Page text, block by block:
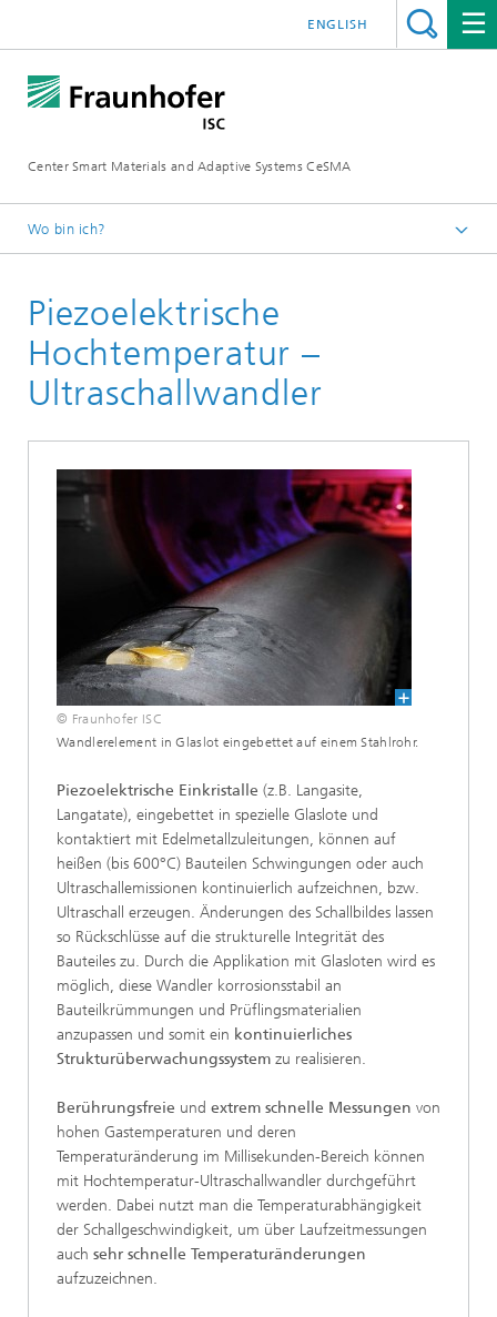
Center Smart Materials and Adaptive Systems CeSMA
ENGLISH
Wo bin ich?
Technologien
Piezoelektrische
Hochtemperatur –
Ultraschallwandler
© Fraunhofer ISC
Wandlerelement in Glaslot eingebettet auf einem Stahlrohr.
Piezoelektrische Einkristalle (z.B. Langasite,
Langatate), eingebettet in spezielle Glaslote und
kontaktiert mit Edelmetallzuleitungen, können auf
heißen (bis 600°C) Bauteilen Schwingungen oder auch
Ultraschallemissionen kontinuierlich aufzeichnen, bzw.
Ultraschall erzeugen. Änderungen des Schallbildes lassen
so Rückschlüsse auf die strukturelle Integrität des
Bauteiles zu. Durch die Applikation mit Glasloten wird es
möglich, diese Wandler korrosionsstabil an
Bauteilkrümmungen und Prüflingsmaterialien
anzupassen und somit ein kontinuierliches
Strukturüberwachungssystem zu realisieren.
Berührungsfreie und extrem schnelle Messungen von
hohen Gastemperaturen und deren
Temperaturänderung im Millisekunden-Bereich können
mit Hochtemperatur-Ultraschallwandler durchgeführt
werden. Dabei nutzt man die Temperaturabhängigkeit
der Schallgeschwindigkeit, um über Laufzeitmessungen
auch sehr schnelle Temperaturänderungen
aufzuzeichnen.